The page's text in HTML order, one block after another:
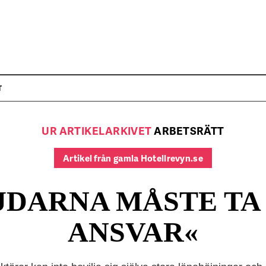
UR ARTIKELARKIVETARBETSRÄTT
Artikel från gamla Hotellrevyn.se
MÅSTE
ANSVAR«